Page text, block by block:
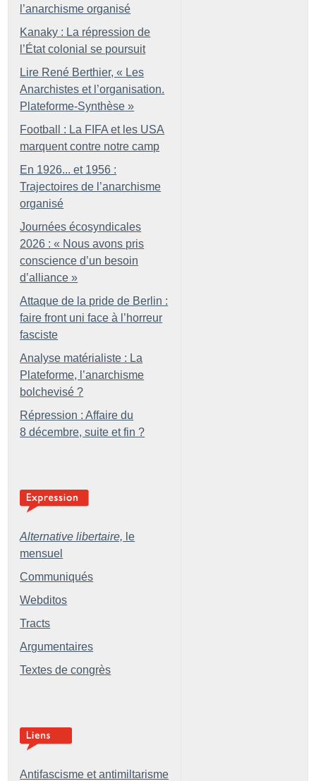
l’anarchisme organisé
Kanaky : La répression de
l’État colonial se poursuit
Lire René Berthier, « Les
Anarchistes et l’organisation.
Plateforme-Synthèse »
Football : La FIFA et les USA
marquent contre notre camp
En 1926... et 1956 :
Trajectoires de l’anarchisme
organisé
Journées écosyndicales
2026 : « Nous avons pris
conscience d’un besoin
d’alliance »
Attaque de la pride de Berlin :
faire front uni face à l’horreur
fasciste
Analyse matérialiste : La
Plateforme, l’anarchisme
bolchevisé ?
Répression : Affaire du
8 décembre, suite et fin ?
Alternative libertaire, le
mensuel
Communiqués
Webditos
Tracts
Argumentaires
Textes de congrès
Antifascisme et antimiltarisme